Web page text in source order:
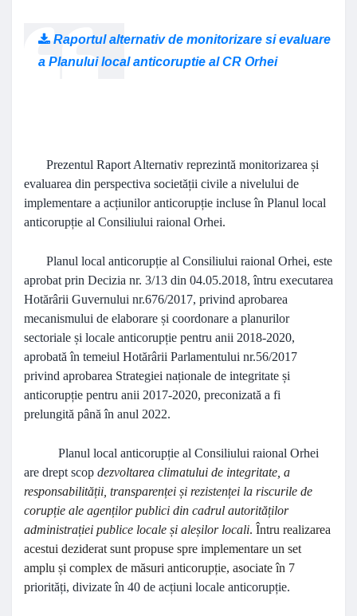
Raportul alternativ de monitorizare si evaluare
a Planului local anticoruptie al CR Orhei
Prezentul Raport Alternativ reprezintă monitorizarea și
evaluarea din perspectiva societății civile a nivelului de
implementare a acțiunilor anticorupție incluse în Planul local
anticorupție al Consiliului raional Orhei.
Planul local anticorupție al Consiliului raional Orhei, este
aprobat prin Decizia nr. 3/13 din 04.05.2018, întru executarea
Hotărârii Guvernului nr.676/2017, privind aprobarea
mecanismului de elaborare și coordonare a planurilor
sectoriale și locale anticorupție pentru anii 2018-2020,
aprobată în temeiul Hotărârii Parlamentului nr.56/2017
privind aprobarea Strategiei naționale de integritate și
anticorupție pentru anii 2017-2020, preconizată a fi
prelungită până în anul 2022.
Planul local anticorupție al Consiliului raional Orhei
are drept scop dezvoltarea climatului de integritate, a
responsabilității, transparenței și rezistenței la riscurile de
corupție ale agenților publici din cadrul autorităților
administrației publice locale și aleșilor locali. Întru realizarea
acestui deziderat sunt propuse spre implementare un set
amplu și complex de măsuri anticorupție, asociate în 7
priorități, divizate în 40 de acțiuni locale anticorupție.